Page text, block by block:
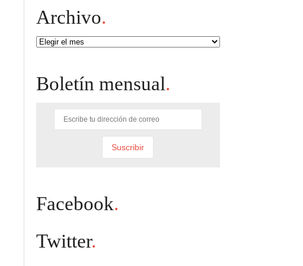
Archivo.
Archivo
Boletín mensual.
Facebook.
Twitter.